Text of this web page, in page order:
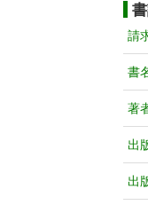
請
書
著
出
出